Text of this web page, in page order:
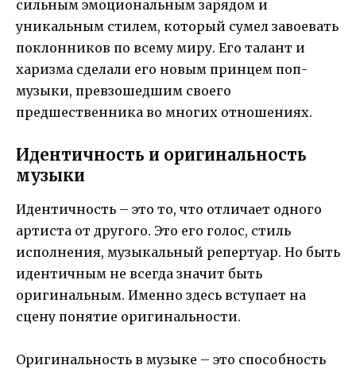
сильным эмоциональным зарядом и
уникальным стилем, который сумел завоевать
поклонников по всему миру. Его талант и
харизма сделали его новым принцем поп-
музыки, превзошедшим своего
предшественника во многих отношениях.
Идентичность и оригинальность
музыки
Идентичность – это то, что отличает одного
артиста от другого. Это его голос, стиль
исполнения, музыкальный репертуар. Но быть
идентичным не всегда значит быть
оригинальным. Именно здесь вступает на
сцену понятие оригинальности.
Оригинальность в музыке – это способность